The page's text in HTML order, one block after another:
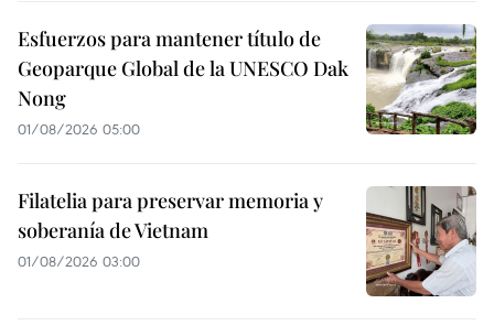
Esfuerzos para mantener título de
Geoparque Global de la UNESCO Dak
Nong
01/08/2026 05:00
Filatelia para preservar memoria y
soberanía de Vietnam
01/08/2026 03:00